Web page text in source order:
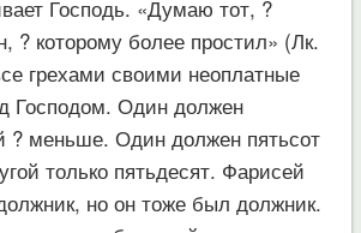
Господь. «Думаю тот, ?
? которому более простил» (Лк.
грехами своими неоплатные
Господом. Один должен
? меньше. Один должен пятьсот
только пятьдесят. Фарисей
но он тоже был должник.